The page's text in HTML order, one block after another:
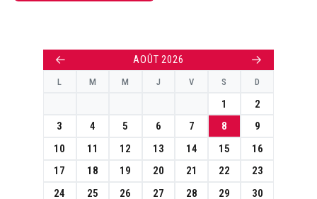
← AOÛT 2026 →
L M M J V S D
1
2
3
4 5 6 7 8
9
10
11 12 13 14 15
16
17
18 19 20 21 22
23
24
25 26 27 28 29
30